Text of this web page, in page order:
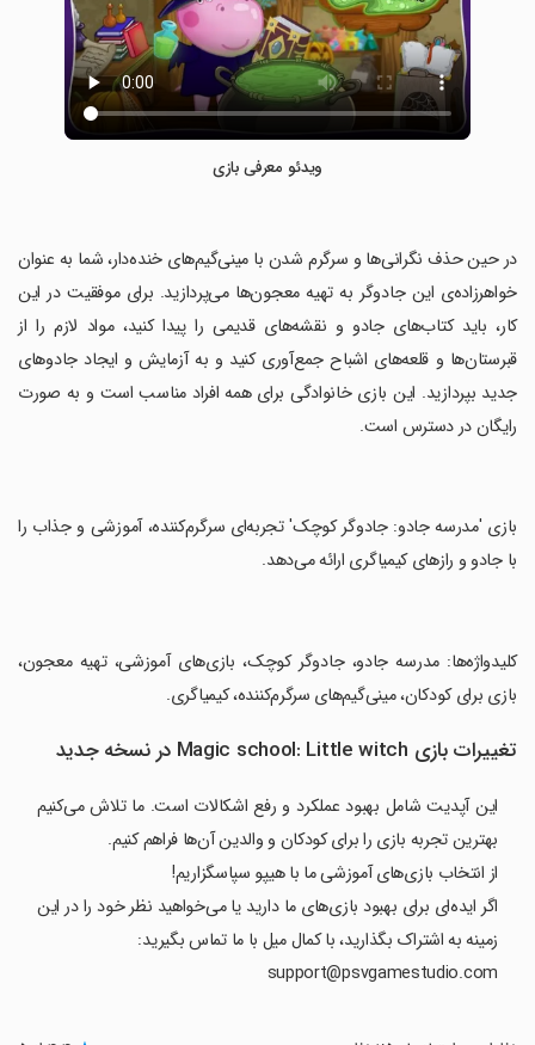
ویدئو معرفی بازی
‏در حین حذف نگرانی‌ها و سرگرم شدن با مینی‌گیم‌های خنده‌دار، شما به عنوان
خواهرزاده‌ی این جادوگر به تهیه معجون‌ها می‌پردازید. برای موفقیت در این
کار، باید کتاب‌های جادو و نقشه‌های قدیمی را پیدا کنید، مواد لازم را از
قبرستان‌ها و قلعه‌های اشباح جمع‌آوری کنید و به آزمایش و ایجاد جادوهای
جدید بپردازید. این بازی خانوادگی برای همه افراد مناسب است و به صورت
رایگان در دسترس است.
‏بازی 'مدرسه جادو: جادوگر کوچک' تجربه‌ای سرگرم‌کننده، آموزشی و جذاب را
با جادو و رازهای کیمیاگری ارائه می‌دهد.
‏کلیدواژه‌ها: مدرسه جادو، جادوگر کوچک، بازی‌های آموزشی، تهیه معجون،
بازی برای کودکان، مینی‌گیم‌های سرگرم‌کننده، کیمیاگری.
تغییرات بازی Magic school: Little witch در نسخه جدید
این آپدیت شامل بهبود عملکرد و رفع اشکالات است. ما تلاش می‌کنیم
بهترین تجربه بازی را برای کودکان و والدین آن‌ها فراهم کنیم.
از انتخاب بازی‌های آموزشی ما با هیپو سپاسگزاریم!
اگر ایده‌ای برای بهبود بازی‌های ما دارید یا می‌خواهید نظر خود را در این
زمینه به اشتراک بگذارید، با کمال میل با ما تماس بگیرید:
support@psvgamestudio.com